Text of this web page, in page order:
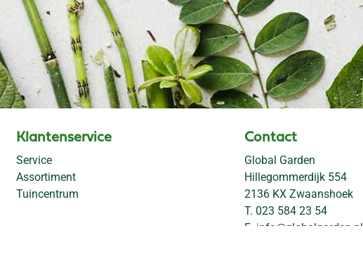
Klantenservice
Service
Assortiment
Tuincentrum
Contact
Global Garden
Hillegommerdijk 554
2136 KX Zwaanshoek
T. 023 584 23 54
E. info@globalgarden.nl